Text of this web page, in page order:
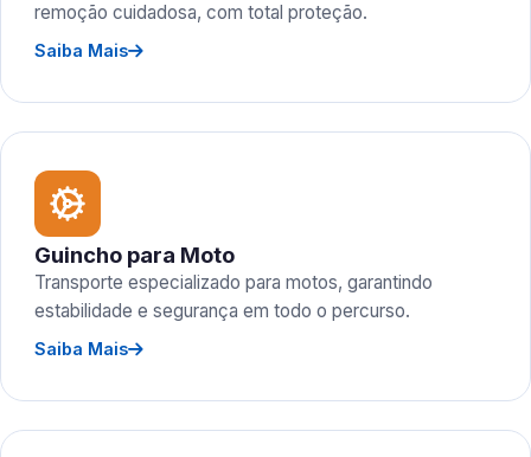
remoção cuidadosa, com total proteção.
Saiba Mais
Guincho para Moto
Transporte especializado para motos, garantindo
estabilidade e segurança em todo o percurso.
Saiba Mais